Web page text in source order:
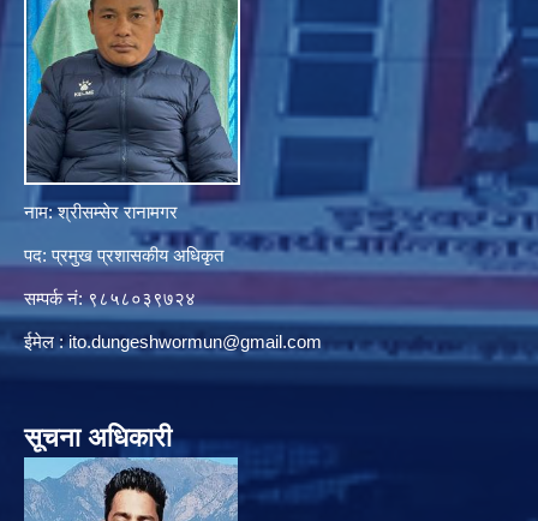
नाम: श्रीसम्सेर रानामगर
पद: प्रमुख प्रशासकीय अधिकृत
सम्पर्क नं: ९८५८०३९७२४
ईमेल :ito.dungeshwormun@gmail.com
सूचना अधिकारी